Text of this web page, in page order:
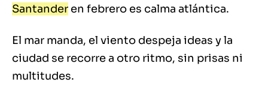
Santander en febrero es calma atlántica.
El mar manda, el viento despeja ideas y la
ciudad se recorre a otro ritmo, sin prisas ni
multitudes.